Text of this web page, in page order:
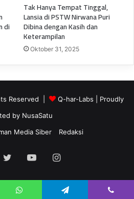
di
Tak Hanya Tempat Tinggal,
Lansia di PSTW Nirwana Puri
Dibina dengan Kasih dan
Keterampilan
Oktober 31, 2025
Reserved | Q-har-Labs | Proudly
by NusaSatu
Media Siber Redaksi
TwitterYouTubeInstagram